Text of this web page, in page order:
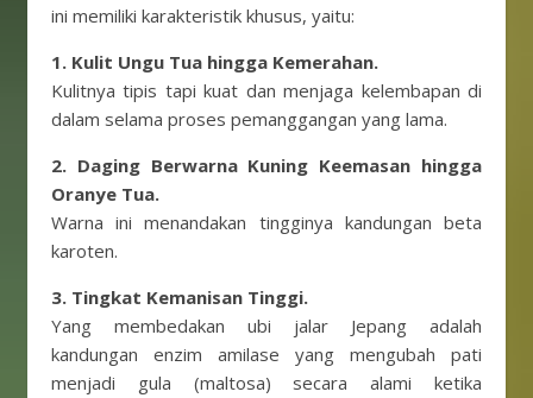
ini memiliki karakteristik khusus, yaitu:
1. Kulit Ungu Tua hingga Kemerahan.
Kulitnya tipis tapi kuat dan menjaga kelembapan di
dalam selama proses pemanggangan yang lama.
2. Daging Berwarna Kuning Keemasan hingga
Oranye Tua.
Warna ini menandakan tingginya kandungan beta
karoten.
3. Tingkat Kemanisan Tinggi.
Yang membedakan ubi jalar Jepang adalah
kandungan enzim amilase yang mengubah pati
menjadi gula (maltosa) secara alami ketika